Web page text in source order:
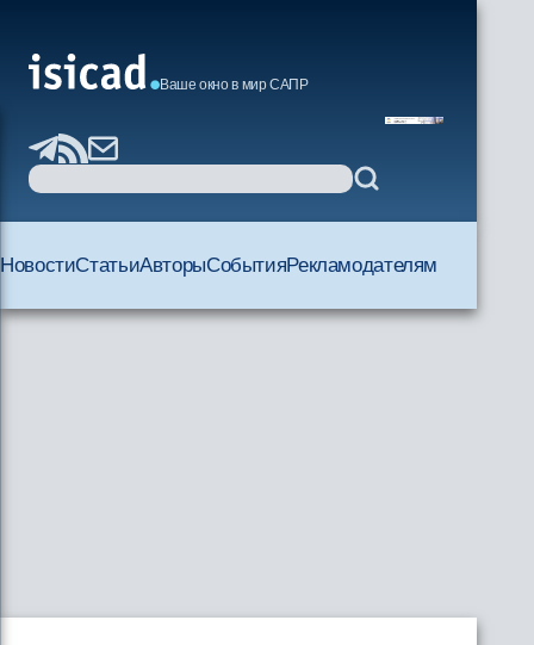
Ваше окно в мир САПР
НовостиСтатьиАвторыСобытияРекламодателям